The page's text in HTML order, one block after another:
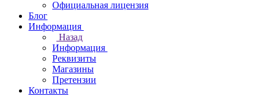
Официальная лицензия
Блог
Информация
Назад
Информация
Реквизиты
Магазины
Претензии
Контакты